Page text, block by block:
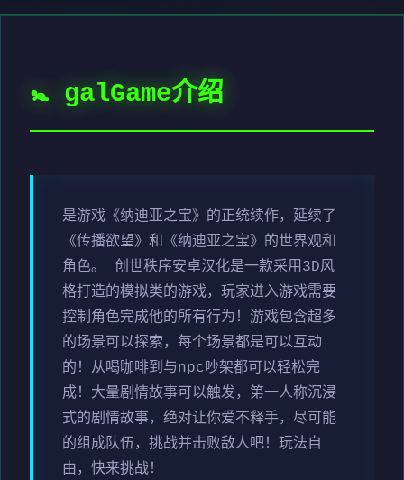
🚼 galGame介绍
是游戏《纳迪亚之宝》的正统续作，延续了
《传播欲望》和《纳迪亚之宝》的世界观和
角色。 创世秩序安卓汉化是一款采用3D风
格打造的模拟类的游戏，玩家进入游戏需要
控制角色完成他的所有行为！游戏包含超多
的场景可以探索，每个场景都是可以互动
的！从喝咖啡到与npc吵架都可以轻松完
成！大量剧情故事可以触发，第一人称沉浸
式的剧情故事，绝对让你爱不释手，尽可能
的组成队伍，挑战并击败敌人吧！玩法自
由，快来挑战！